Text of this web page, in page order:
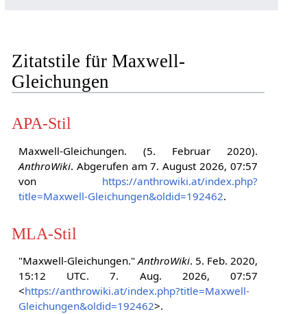
Zitatstile für Maxwell-
Gleichungen
APA-Stil
Maxwell-Gleichungen. (5. Februar 2020).
AnthroWiki. Abgerufen am 7. August 2026, 07:57
von https://anthrowiki.at/index.php?
title=Maxwell-Gleichungen&oldid=192462.
MLA-Stil
"Maxwell-Gleichungen."AnthroWiki. 5. Feb. 2020,
15:12 UTC. 7. Aug. 2026, 07:57
<https://anthrowiki.at/index.php?title=Maxwell-
Gleichungen&oldid=192462>.